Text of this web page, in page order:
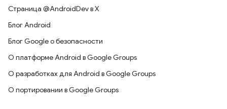
Страница @AndroidDev в X
Блог Android
Блог Google о безопасности
О платформе Android в Google Groups
О разработках для Android в Google Groups
О портировании в Google Groups